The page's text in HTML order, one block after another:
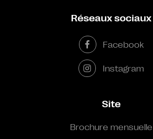
Réseaux sociaux
Facebook
Instagram
Site
Brochure mensuelle